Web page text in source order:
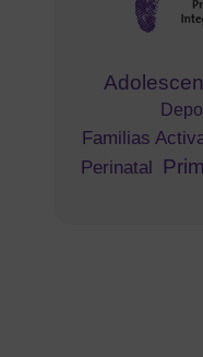
Familias
Perinatal